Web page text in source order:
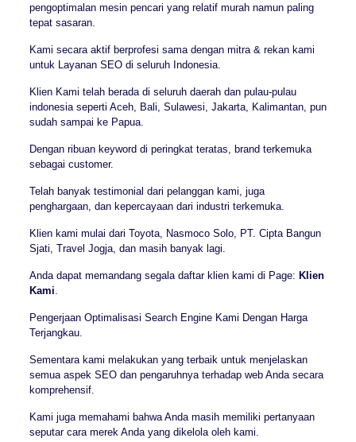
pengoptimalan mesin pencari yang relatif murah namun paling
tepat sasaran.
Kami secara aktif berprofesi sama dengan mitra & rekan kami
untuk Layanan SEO di seluruh Indonesia.
Klien Kami telah berada di seluruh daerah dan pulau-pulau
indonesia seperti Aceh, Bali, Sulawesi, Jakarta, Kalimantan, pun
sudah sampai ke Papua.
Dengan ribuan keyword di peringkat teratas, brand terkemuka
sebagai customer.
Telah banyak testimonial dari pelanggan kami, juga
penghargaan, dan kepercayaan dari industri terkemuka.
Klien kami mulai dari Toyota, Nasmoco Solo, PT. Cipta Bangun
Sjati, Travel Jogja, dan masih banyak lagi.
Anda dapat memandang segala daftar klien kami di Page: Klien
Kami
Pengerjaan Optimalisasi Search Engine Kami Dengan Harga
Terjangkau.
Sementara kami melakukan yang terbaik untuk menjelaskan
semua aspek SEO dan pengaruhnya terhadap web Anda secara
komprehensif.
Kami juga memahami bahwa Anda masih memiliki pertanyaan
seputar cara merek Anda yang dikelola oleh kami.